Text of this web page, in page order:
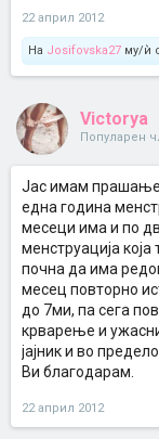
22 април 2012
На Josifovska27 му/ѝ
Victorya
Популарен
Јас имам прашање
една година
месеци има и по
менструација
почна да има
месец повторно
до 7ми, па сега
крварење и
јајник и во
Ви благодарам.
22 април 2012